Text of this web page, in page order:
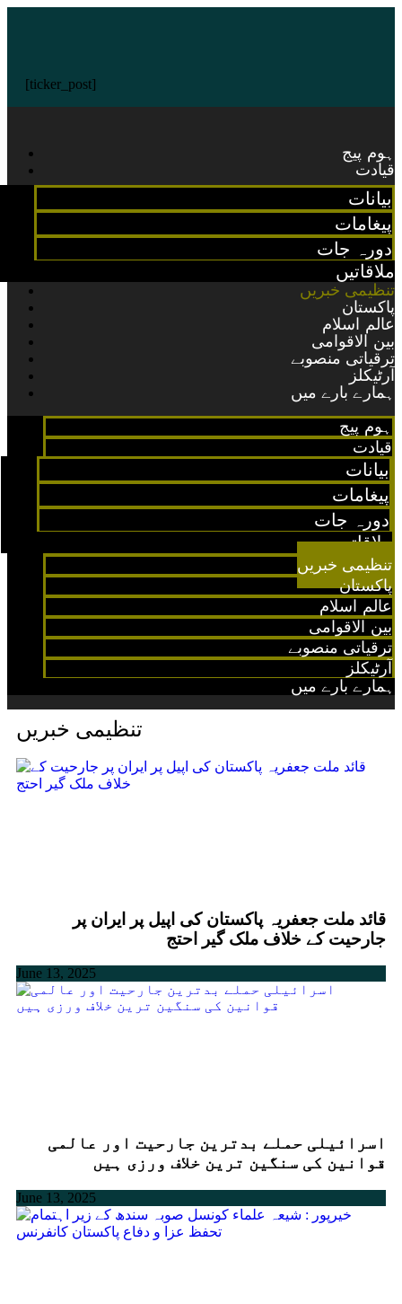
[ticker_post]
ہوم پیج
قیادت
بیانات
پیغامات
دورہ جات
ملاقاتیں
تنظیمی خبریں
پاکستان
عالم اسلام
بین الاقوامی
ترقیاتی منصوبے
آرٹیکلز
ہمارے بارے میں
ہوم پیج
قیادت
بیانات
پیغامات
دورہ جات
ملاقاتیں
تنظیمی خبریں
پاکستان
عالم اسلام
بین الاقوامی
ترقیاتی منصوبے
آرٹیکلز
ہمارے بارے میں
تنظیمی خبریں
قائد ملت جعفریہ پاکستان کی اپیل پر ایران پر
جارحیت کے خلاف ملک گیر احتج
June 13, 2025
اسرائیلی حملے بدترین جارحیت اور عالمی
قوانین کی سنگین ترین خلاف ورزی ہیں
June 13, 2025